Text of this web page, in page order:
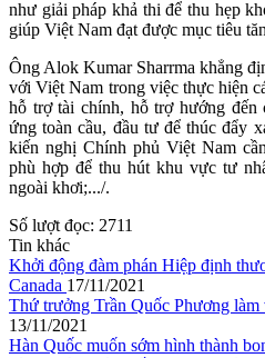
như giải pháp khả thi để thu hẹp
giúp Việt Nam đạt được mục tiêu
Ông Alok Kumar Sharrma khẳng
với Việt Nam trong việc thực hiện
hỗ trợ tài chính, hỗ trợ hướng đến
ứng toàn cầu, đầu tư để thúc đẩy
kiến nghị Chính phủ Việt Nam
phù hợp để thu hút khu vực tư
ngoài khơi;.../.
Số lượt đọc: 2711
Tin khác
Khởi động đàm phán Hiệp định
Canada 17/11/2021
Thứ trưởng Trần Quốc Phương
13/11/2021
Hàn Quốc muốn sớm hình thành